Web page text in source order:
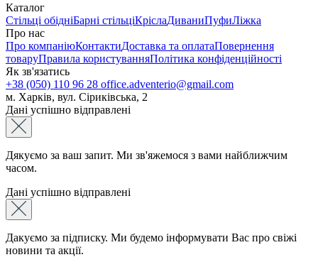
Каталог
Стільці обідніБарні стільціКріслаДиваниПуфиЛіжка
Про нас
Про компаніюКонтактиДоставка та оплатаПовернення
товаруПравила користуванняПолітика конфіденційності
Як зв'язатись
+38 (050) 110 96 28 office.adventerio@gmail.com
м. Харків, вул. Сіриківська, 2
Дані успішно відправлені
Дякуємо за ваш запит. Ми зв'яжемося з вами найближчим
часом.
Дані успішно відправлені
Дакуємо за підписку. Ми будемо інформувати Вас про свіжі
новини та акції.